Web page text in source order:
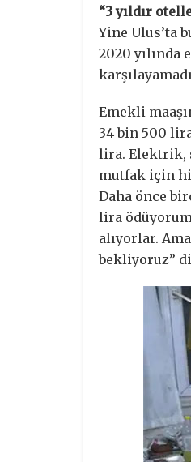
“3 yıldır
Yine Ulus’ta
2020
Emekli
34 bin 500
lira. Elektrik,
mutfak için
Daha önce
lira
alıyorlar.
bekliyoruz”